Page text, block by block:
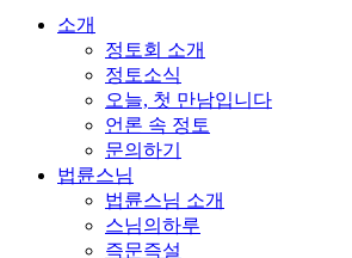
소개
정토회 소개
정토소식
오늘, 첫 만남입니다
언론 속 정토
문의하기
법륜스님
법륜스님 소개
스님의하루
즉문즉설